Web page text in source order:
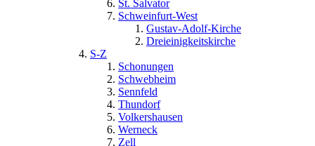
St. Salvator
Schweinfurt-West
Gustav-Adolf-Kirche
Dreieinigkeitskirche
S-Z
Schonungen
Schwebheim
Sennfeld
Thundorf
Volkershausen
Werneck
Zell